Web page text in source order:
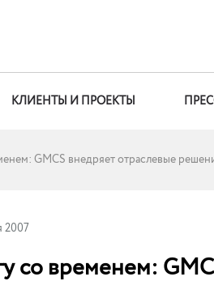
КЛИЕНТЫ И ПРОЕКТЫ
GMCS внедряет отраслевые
2007
со временем: